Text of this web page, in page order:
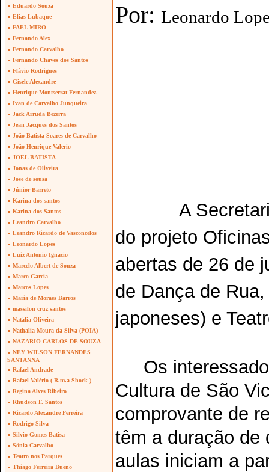
Eduardo Souza
Elias Lubaque
FAEL MIRO
Fernando Alex
Fernando Carvalho
Fernando Chaves dos Santos
Flávio Rodrigues
Gisele Alexandre
Henrique Montserrat Fernandez
Ivan de Carvalho Junqueira
Jack Arruda Bezerra
Jean Jacques dos Santos
João Batista Soares de Carvalho
João Henrique Valerio
JOEL BATISTA
Jonas de Oliveira
Jose de sousa
Júnior Barreto
Karina dos santos
Karina dos Santos
Leandro Carvalho
Leandro Ricardo de Vasconcelos
Leonardo Lopes
Luiz Antonio Ignacio
Marcelo Albert de Souza
Marco Garcia
Marcos Lopes
Maria de Moraes Barros
massilon cruz santos
Natália Oliveira
Nathalia Moura da Silva (POIA)
NAZARIO CARLOS DE SOUZA
NEY WILSON FERNANDES
SANTANNA
Rafael Andrade
Rafael Valério ( R.m.a Shock )
Regina Alves Ribeiro
Rhudson F. Santos
Ricardo Alexandre Ferreira
Rodrigo Silva
Silvio Gomes Batisa
Sônia Carvalho
Teatro nos Parques
Thiago Ferreira Bueno
Por: Leonardo
A
do projeto
abertas de 26 de
de Dança de
japoneses) e
Os
Cultura de São
comprovante de
têm a duração de
aulas iniciam a